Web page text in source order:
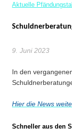
Aktuelle
9. Juni 2023
In den
Hier die News
Schneller aus den